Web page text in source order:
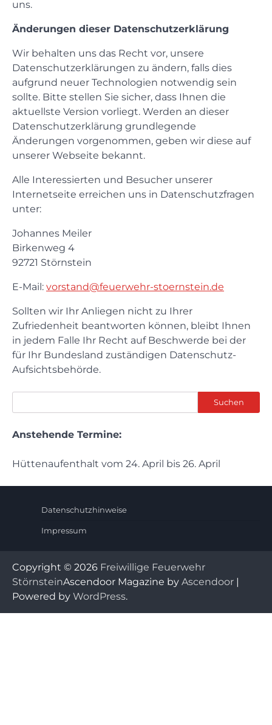
uns.
Änderungen dieser Datenschutzerklärung
Wir behalten uns das Recht vor, unsere
Datenschutzerklärungen zu ändern, falls dies
aufgrund neuer Technologien notwendig sein
sollte. Bitte stellen Sie sicher, dass Ihnen die
aktuellste Version vorliegt. Werden an dieser
Datenschutzerklärung grundlegende
Änderungen vorgenommen, geben wir diese auf
unserer Webseite bekannt.
Alle Interessierten und Besucher unserer
Internetseite erreichen uns in Datenschutzfragen
unter:
Johannes Meiler
Birkenweg 4
92721 Störnstein
E-Mail: vorstand@feuerwehr-stoernstein.de
Sollten wir Ihr Anliegen nicht zu Ihrer
Zufriedenheit beantworten können, bleibt Ihnen
in jedem Falle Ihr Recht auf Beschwerde bei der
für Ihr Bundesland zuständigen Datenschutz-
Aufsichtsbehörde.
Suchen
Anstehende Termine:
Hüttenaufenthalt vom 24. April bis 26. April
Datenschutzhinweise
Impressum
Copyright © 2026 Freiwillige Feuerwehr
StörnsteinAscendoor Magazine by Ascendoor |
Powered by WordPress.